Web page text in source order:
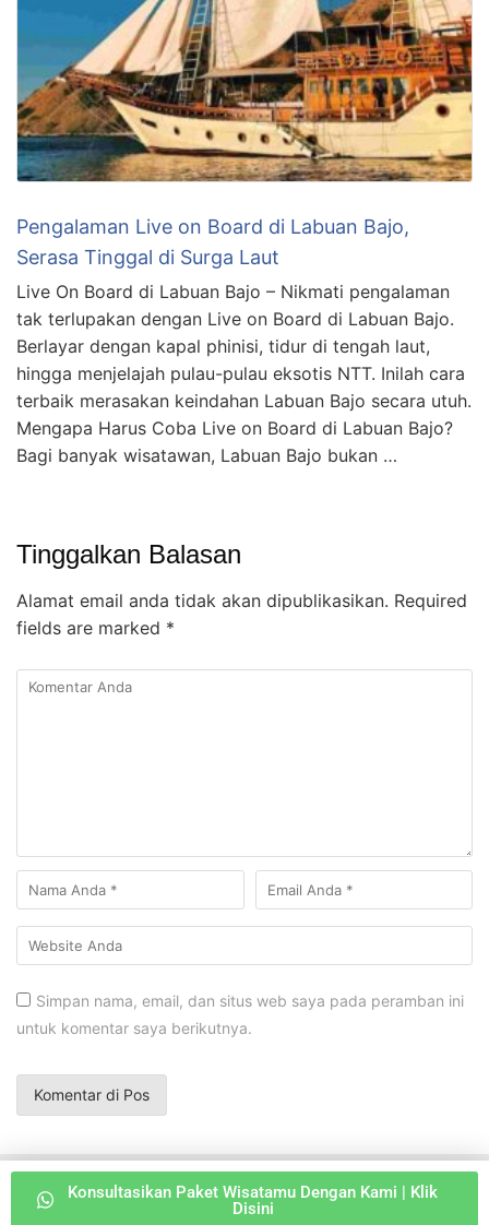
Konsultasikan Paket Wisatamu Dengan Kami | Klik
Disini
Pengalaman Live on Board di Labuan Bajo,
Serasa Tinggal di Surga Laut
Live On Board di Labuan Bajo – Nikmati pengalaman
tak terlupakan dengan Live on Board di Labuan Bajo.
Berlayar dengan kapal phinisi, tidur di tengah laut,
hingga menjelajah pulau-pulau eksotis NTT. Inilah cara
terbaik merasakan keindahan Labuan Bajo secara utuh.
Mengapa Harus Coba Live on Board di Labuan Bajo?
Bagi banyak wisatawan, Labuan Bajo bukan …
Tinggalkan Balasan
Alamat email anda tidak akan dipublikasikan. Required
fields are marked *
Simpan nama, email, dan situs web saya pada peramban ini
untuk komentar saya berikutnya.
Copyright © 2026 JELAJAHNESIA.ID